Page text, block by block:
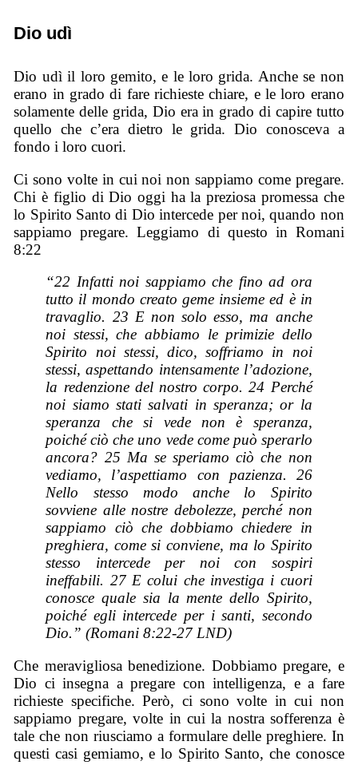
Dio udì
Dio udì il loro gemito, e le loro grida. Anche se non
erano in grado di fare richieste chiare, e le loro erano
solamente delle grida, Dio era in grado di capire tutto
quello che c’era dietro le grida. Dio conosceva a
fondo i loro cuori.
Ci sono volte in cui noi non sappiamo come pregare.
Chi è figlio di Dio oggi ha la preziosa promessa che
lo Spirito Santo di Dio intercede per noi, quando non
sappiamo pregare. Leggiamo di questo in Romani
8:22
“22 Infatti noi sappiamo che fino ad ora
tutto il mondo creato geme insieme ed è in
travaglio. 23 E non solo esso, ma anche
noi stessi, che abbiamo le primizie dello
Spirito noi stessi, dico, soffriamo in noi
stessi, aspettando intensamente l’adozione,
la redenzione del nostro corpo. 24 Perché
noi siamo stati salvati in speranza; or la
speranza che si vede non è speranza,
poiché ciò che uno vede come può sperarlo
ancora? 25 Ma se speriamo ciò che non
vediamo, l’aspettiamo con pazienza. 26
Nello stesso modo anche lo Spirito
sovviene alle nostre debolezze, perché non
sappiamo ciò che dobbiamo chiedere in
preghiera, come si conviene, ma lo Spirito
stesso intercede per noi con sospiri
ineffabili. 27 E colui che investiga i cuori
conosce quale sia la mente dello Spirito,
poiché egli intercede per i santi, secondo
Dio.” (Romani 8:22-27 LND)
Che meravigliosa benedizione. Dobbiamo pregare, e
Dio ci insegna a pregare con intelligenza, e a fare
richieste specifiche. Però, ci sono volte in cui non
sappiamo pregare, volte in cui la nostra sofferenza è
tale che non riusciamo a formulare delle preghiere. In
questi casi gemiamo, e lo Spirito Santo, che conosce